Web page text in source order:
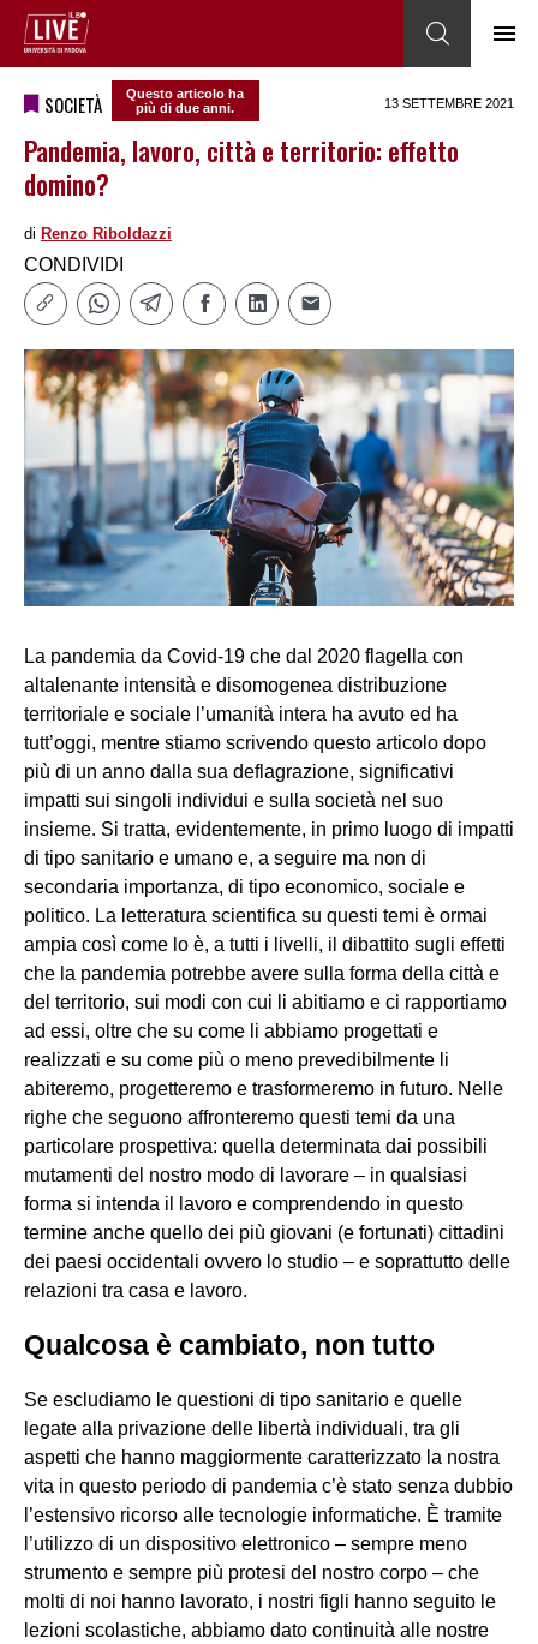
SOCIETÀ
Questo articolo ha
più di due anni.
13 SETTEMBRE 2021
Pandemia, lavoro, città e territorio: effetto
domino?
di Renzo Riboldazzi
CONDIVIDI
La pandemia da Covid-19 che dal 2020 flagella con
altalenante intensità e disomogenea distribuzione
territoriale e sociale l’umanità intera ha avuto ed ha
tutt’oggi, mentre stiamo scrivendo questo articolo dopo
più di un anno dalla sua deflagrazione, significativi
impatti sui singoli individui e sulla società nel suo
insieme. Si tratta, evidentemente, in primo luogo di impatti
di tipo sanitario e umano e, a seguire ma non di
secondaria importanza, di tipo economico, sociale e
politico. La letteratura scientifica su questi temi è ormai
ampia così come lo è, a tutti i livelli, il dibattito sugli effetti
che la pandemia potrebbe avere sulla forma della città e
del territorio, sui modi con cui li abitiamo e ci rapportiamo
ad essi, oltre che su come li abbiamo progettati e
realizzati e su come più o meno prevedibilmente li
abiteremo, progetteremo e trasformeremo in futuro. Nelle
righe che seguono affronteremo questi temi da una
particolare prospettiva: quella determinata dai possibili
mutamenti del nostro modo di lavorare – in qualsiasi
forma si intenda il lavoro e comprendendo in questo
termine anche quello dei più giovani (e fortunati) cittadini
dei paesi occidentali ovvero lo studio – e soprattutto delle
relazioni tra casa e lavoro.
Qualcosa è cambiato, non tutto
Se escludiamo le questioni di tipo sanitario e quelle
legate alla privazione delle libertà individuali, tra gli
aspetti che hanno maggiormente caratterizzato la nostra
vita in questo periodo di pandemia c’è stato senza dubbio
l’estensivo ricorso alle tecnologie informatiche. È tramite
l’utilizzo di un dispositivo elettronico – sempre meno
strumento e sempre più protesi del nostro corpo – che
molti di noi hanno lavorato, i nostri figli hanno seguito le
lezioni scolastiche, abbiamo dato continuità alle nostre